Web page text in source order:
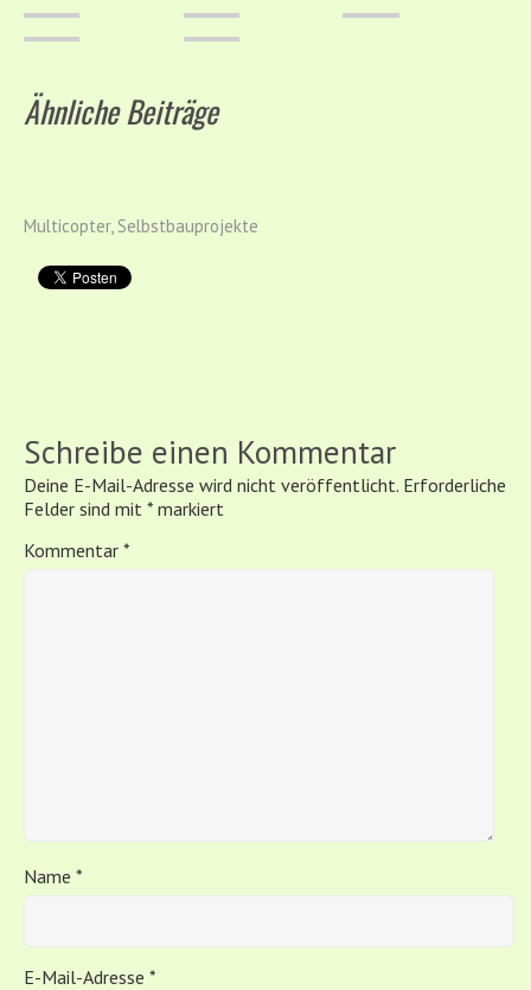
Ähnliche Beiträge
Multicopter, Selbstbauprojekte
Schreibe einen Kommentar
Deine E-Mail-Adresse wird nicht veröffentlicht. Erforderliche
Felder sind mit * markiert
Kommentar *
Name *
E-Mail-Adresse *